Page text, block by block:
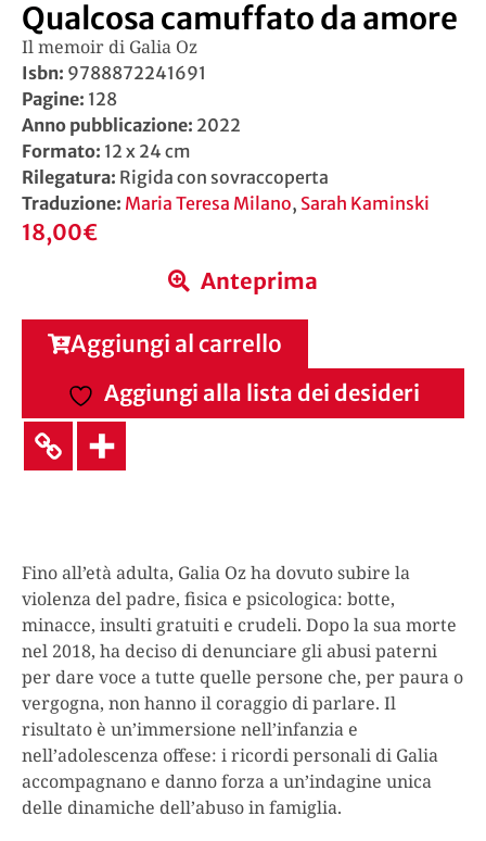
Qualcosa camuffato da amore
Il memoir di Galia Oz
Isbn: 9788872241691
Pagine: 128
Anno pubblicazione: 2022
Formato: 12 x 24 cm
Rilegatura: Rigida con sovraccoperta
Traduzione: Maria Teresa Milano, Sarah Kaminski
18,00€
Anteprima
Aggiungi al carrello
Aggiungi alla lista dei desideri
Fino all’età adulta, Galia Oz ha dovuto subire la
violenza del padre, fisica e psicologica: botte,
minacce, insulti gratuiti e crudeli. Dopo la sua morte
nel 2018, ha deciso di denunciare gli abusi paterni
per dare voce a tutte quelle persone che, per paura o
vergogna, non hanno il coraggio di parlare. Il
risultato è un’immersione nell’infanzia e
nell’adolescenza offese: i ricordi personali di Galia
accompagnano e danno forza a un’indagine unica
delle dinamiche dell’abuso in famiglia.